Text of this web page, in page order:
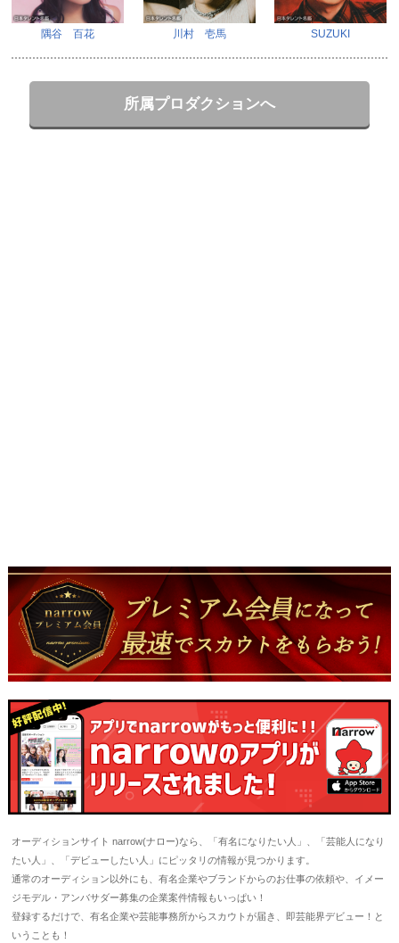
隅谷 百花 川村 壱馬 SUZUKI
所属プロダクションへ
オーディションサイト narrow(ナロー)なら、「有名になりたい人」、「芸能人になり
たい人」、「デビューしたい人」にピッタリの情報が見つかります。
通常のオーディション以外にも、有名企業やブランドからのお仕事の依頼や、イメー
ジモデル・アンバサダー募集の企業案件情報もいっぱい！
登録するだけで、有名企業や芸能事務所からスカウトが届き、即芸能界デビュー！と
いうことも！